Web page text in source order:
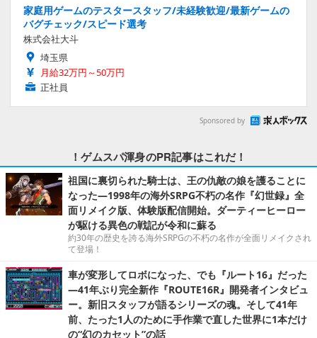
家庭用ゲームのテスタースタッフ/未経験歓迎/最新ゲームの
バグチェック/スピード選考
株式会社大斗
埼玉県
月給32万円～50万円
正社員
Sponsored by
！ゲムスパ渾身のPR記事はこれだ！
祖国に裏切られた騎士は、王の仇敵の娘を護ることに
なった―1998年の海外SRPG不朽の名作『幻世録』全
面リメイク版、体験版配信開始。ダーティーヒーロー
が駆ける異色の戦記が令和に蘇る
約30年の歴史を誇る海外SRPGの不朽の名作が全面リメイクされ
て登場！
車が変形してロボになった、でも『ルート16』だった
―41年ぶり完全新作『ROUTE16R』開発者インタビュ
ー。新旧スタッフが語るシリーズの魂。そして41年
前、たった1人のために手作業で直した世界に1本だけ
の“幻のカセット”の話